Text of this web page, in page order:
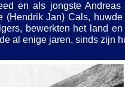
en als jongste
Jan) Cals,
bewerkten het land
al enige jaren, sinds zijn